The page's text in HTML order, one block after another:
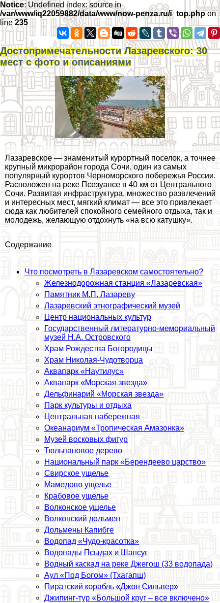
Notice: Undefined index: source in
/var/www/iq22059882/data/www/now-penza.ru/i_top.phpon
line 235
Достопримечательности Лазаревского: 30
мест с фото и описаниями
Лазаревское — знаменитый курортный поселок, а точнее
крупный микрорайон города Сочи, один из самых
популярный курортов Черноморского побережья России.
Расположен на реке Псезуапсе в 40 км от Центрального
Сочи. Развитая инфраструктура, множество развлечений
и интересных мест, мягкий климат — все это привлекает
сюда как любителей спокойного семейного отдыха, так и
молодежь, желающую отдохнуть «на всю катушку».
Содержание
Что посмотреть в Лазаревском самостоятельно?
Железнодорожная станция «Лазаревская»
Памятник М.П. Лазареву
Лазаревский этнографический музей
Центр национальных культур
Государственный литературно-мемориальный
музей Н.А. Островского
Храм Рождества Богородицы
Храм Николая-Чудотворца
Аквапарк «Наутилус»
Аквапарк «Морская звезда»
Дельфинарий «Морская звезда»
Парк культуры и отдыха
Центральная набережная
Океанариум «Тропическая Амaзoнка»
Музей восковых фигур
Тюльпановое дерево
Национальный парк «Берендеево царство»
Свирское ущелье
Мамедово ущелье
Крабовое ущелье
Волконское ущелье
Волконский дольмен
Дольмены Капибге
Водопад «Чудо-красотка»
Водопады Псыдах и Шапсуг
Водный каскад на реке Джегош (33 водопада)
Аул «Под Богом» (Тхагапш)
Пиратский корабль «Джон Сильвер»
Джипинг-тур «Большой круг – все включено»